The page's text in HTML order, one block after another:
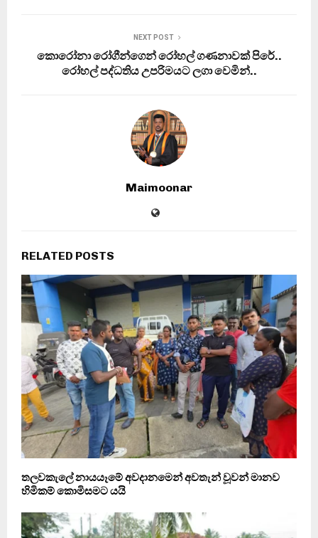
NEXT POST
කොරෝනා රෝගීන්ගෙන් රෝහල් ගණනාවක් පිරේ..
රෝහල් පද්ධතිය උපරිමයට ලගා වෙමින්..
Maimoonar
RELATED POSTS
තලවකැලේ නායයෑමේ අවදානමෙන් අවතැන් වූවන් මානව
හිමිකම් කොමිසමට යයි